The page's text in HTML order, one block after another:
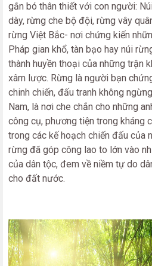
gắn bó thân thiết với con người:
dày, rừng che bộ đội, rừng vây
rừng Việt Bắc- nơi chứng kiến
Pháp gian khổ, tàn bạo hay núi
thành huyền thoại của những trận
xâm lược. Rừng là người bạn
chinh chiến, đấu tranh không
Nam, là nơi che chắn cho những
công cụ, phương tiện trong kháng
trong các kế hoạch chiến đấu của
rừng đã góp công lao to lớn vào
của dân tộc, đem về niềm tự do
cho đất nước.